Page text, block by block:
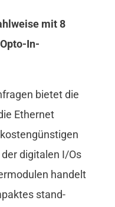
mit 8
In-
bietet die
Ethernet
digitalen I/Os
handelt
stand-